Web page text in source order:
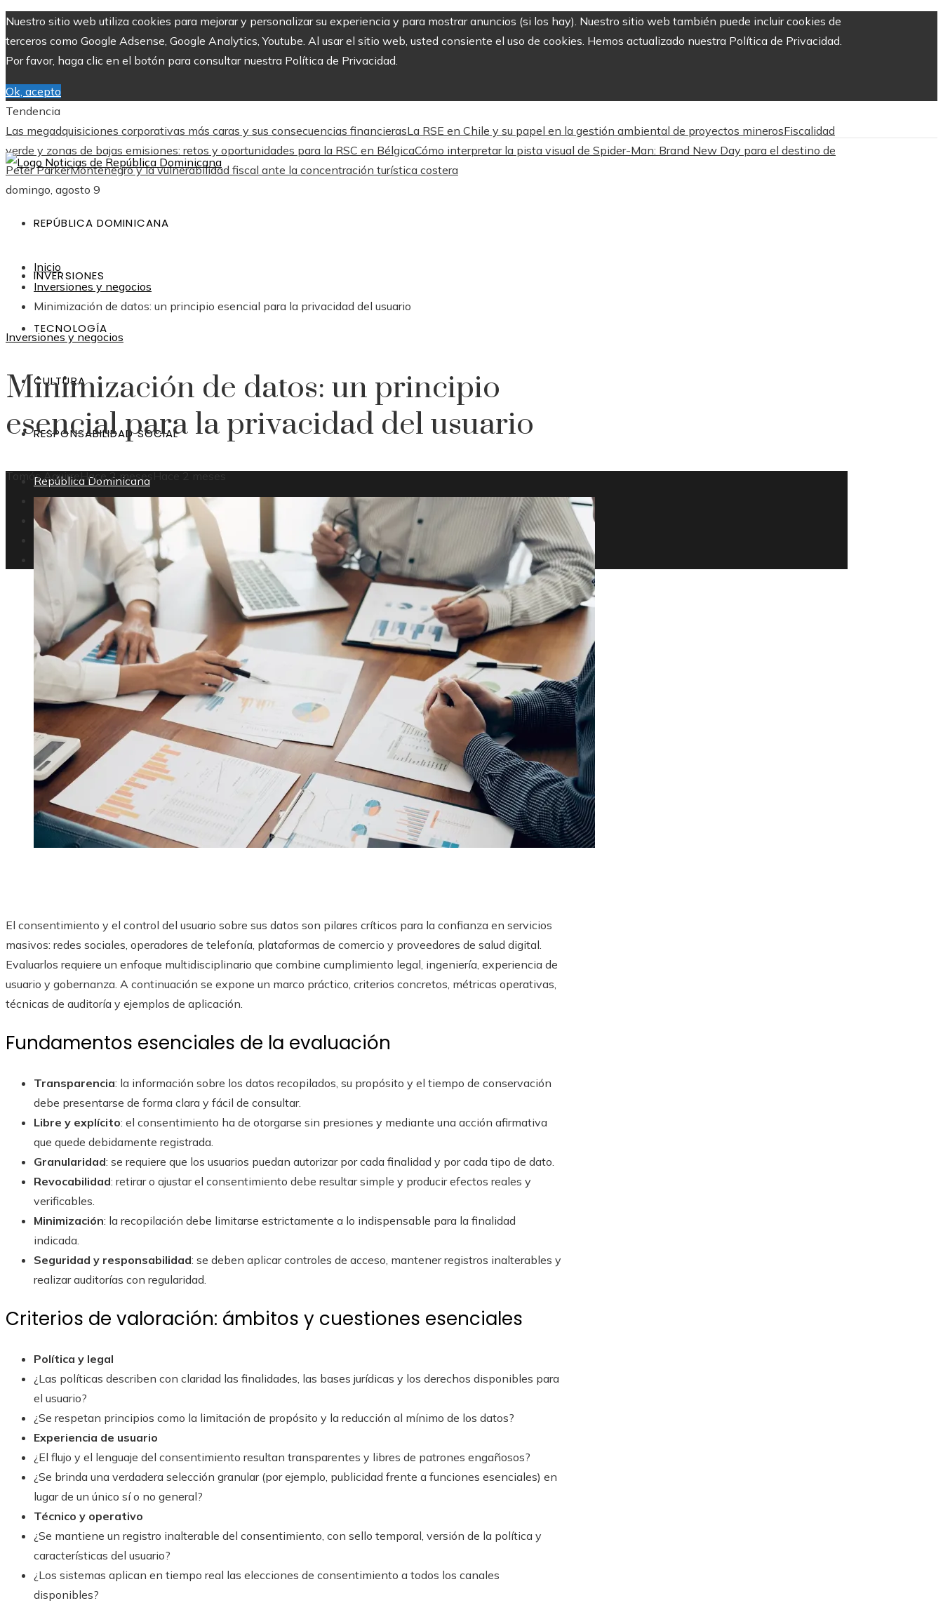
Nuestro sitio web utiliza cookies para mejorar y personalizar su experiencia y para mostrar anuncios (si los hay). Nuestro sitio web también puede incluir cookies de
terceros como Google Adsense, Google Analytics, Youtube. Al usar el sitio web, usted consiente el uso de cookies. Hemos actualizado nuestra Política de Privacidad.
Por favor, haga clic en el botón para consultar nuestra Política de Privacidad.
Ok, acepto
Tendencia
Las megadquisiciones corporativas más caras y sus consecuencias financierasLa RSE en Chile y su papel en la gestión ambiental de proyectos minerosFiscalidad
verde y zonas de bajas emisiones: retos y oportunidades para la RSC en BélgicaCómo interpretar la pista visual de Spider-Man: Brand New Day para el destino de
Peter ParkerMontenegro y la vulnerabilidad fiscal ante la concentración turística costera
domingo, agosto 9
REPÚBLICA DOMINICANA
INVERSIONES
TECNOLOGÍA
CULTURA
RESPONSABILIDAD SOCIAL
República Dominicana
Inversiones
Tecnología
Cultura
Responsabilidad social
Inicio
Inversiones y negocios
Minimización de datos: un principio esencial para la privacidad del usuario
Inversiones y negocios
Minimización de datos: un principio
esencial para la privacidad del usuario
Tomás AguirreHace 2 meses Hace 2 meses
El consentimiento y el control del usuario sobre sus datos son pilares críticos para la confianza en servicios
masivos: redes sociales, operadores de telefonía, plataformas de comercio y proveedores de salud digital.
Evaluarlos requiere un enfoque multidisciplinario que combine cumplimiento legal, ingeniería, experiencia de
usuario y gobernanza. A continuación se expone un marco práctico, criterios concretos, métricas operativas,
técnicas de auditoría y ejemplos de aplicación.
Fundamentos esenciales de la evaluación
Transparencia: la información sobre los datos recopilados, su propósito y el tiempo de conservación
debe presentarse de forma clara y fácil de consultar.
Libre y explícito: el consentimiento ha de otorgarse sin presiones y mediante una acción afirmativa
que quede debidamente registrada.
Granularidad: se requiere que los usuarios puedan autorizar por cada finalidad y por cada tipo de dato.
Revocabilidad: retirar o ajustar el consentimiento debe resultar simple y producir efectos reales y
verificables.
Minimización: la recopilación debe limitarse estrictamente a lo indispensable para la finalidad
indicada.
Seguridad y responsabilidad: se deben aplicar controles de acceso, mantener registros inalterables y
realizar auditorías con regularidad.
Criterios de valoración: ámbitos y cuestiones esenciales
Política y legal
¿Las políticas describen con claridad las finalidades, las bases jurídicas y los derechos disponibles para
el usuario?
¿Se respetan principios como la limitación de propósito y la reducción al mínimo de los datos?
Experiencia de usuario
¿El flujo y el lenguaje del consentimiento resultan transparentes y libres de patrones engañosos?
¿Se brinda una verdadera selección granular (por ejemplo, publicidad frente a funciones esenciales) en
lugar de un único sí o no general?
Técnico y operativo
¿Se mantiene un registro inalterable del consentimiento, con sello temporal, versión de la política y
características del usuario?
¿Los sistemas aplican en tiempo real las elecciones de consentimiento a todos los canales
disponibles?